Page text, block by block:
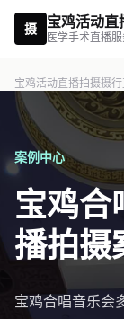
摄 宝鸡活动直
医学手术直播
宝鸡活动直播拍摄摄
案例中心
宝鸡合
播拍摄
宝鸡合唱音乐会